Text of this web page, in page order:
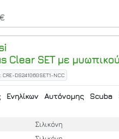
Clear SET με
CRE-DS241060SET1-NCC
Ενηλίκων Αυτόνομης Scuba
Σιλικόνη